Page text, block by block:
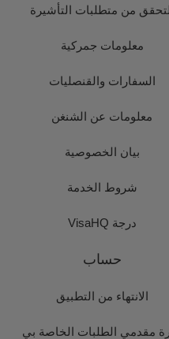
من متطلبات التأشيرة
معلومات جمركية
السفارات والقنصليات
معلومات عن الشنغن
بيان الخصوصية
شروط الخدمة
درجة VisaHQ
حساب
الانتهاء من التطبيق
مقدمي الطلبات الخاصة بي